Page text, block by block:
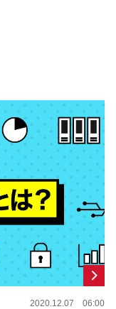
2020.12.07 06:00